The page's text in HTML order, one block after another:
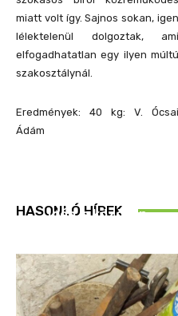
miatt volt így. Sajnos sokan, igen
lélektelenül dolgoztak, ami
elfogadhatatlan egy ilyen múltú
szakosztálynál.
Eredmények: 40 kg: V. Ócsai
Ádám
HASONLÓ HÍREK
Idén is közösen